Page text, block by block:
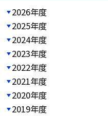
2026年度
2025年度
2024年度
2023年度
2022年度
2021年度
2020年度
2019年度